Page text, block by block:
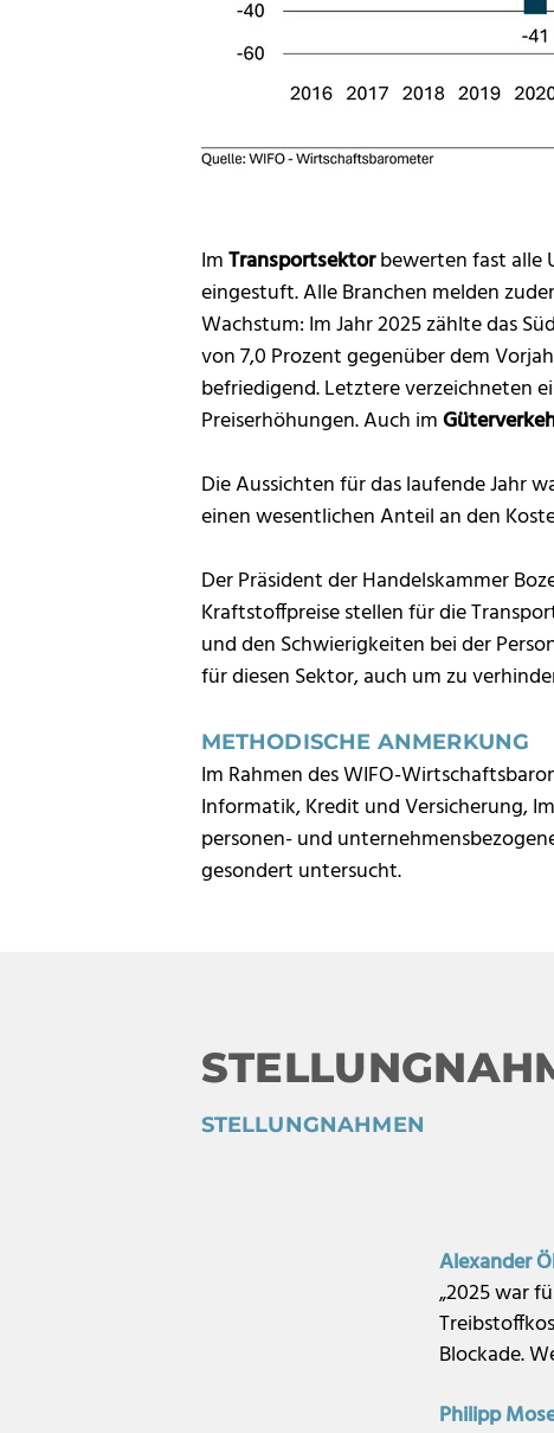
ImTransportsektorbewerten fast alle
eingestuft. Alle Branchen melden
Wachstum: Im Jahr 2025 zählte das
von 7,0 Prozent gegenüber dem
befriedigend. Letztere verzeichneten
Preiserhöhungen. Auch im
Die Aussichten für das laufende Jahr
einen wesentlichen Anteil an den
Der Präsident der Handelskammer
Kraftstoffpreise stellen für die
und den Schwierigkeiten bei der
für diesen Sektor, auch um zu
METHODISCHE ANMERKUNG
Im Rahmen des WIFO-
Informatik, Kredit und Versicherung,
personen- und
gesondert untersucht.
STELLUNGNAHMEN
Alexander
„2025 war
Blockade.
Philipp